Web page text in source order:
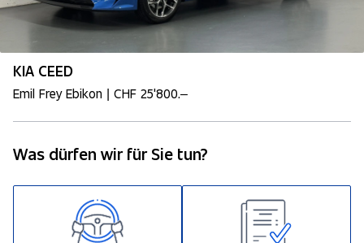
KIA CEED
Emil Frey Ebikon | CHF 25'800.–
Was dürfen wir für Sie tun?